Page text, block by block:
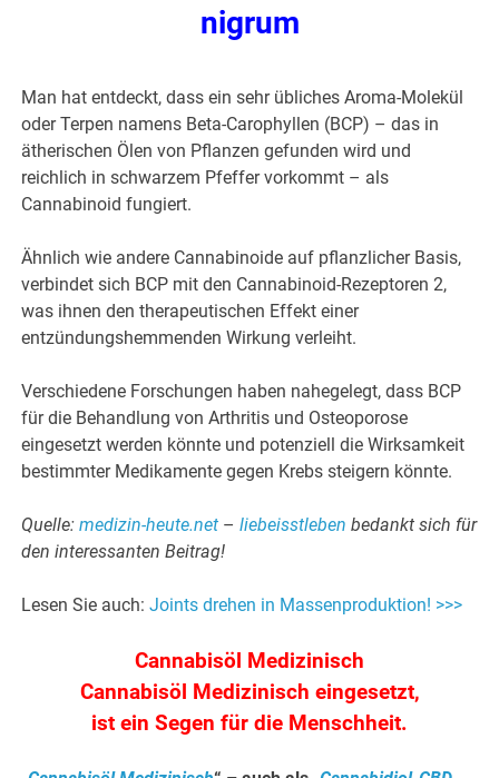
nigrum
Man hat entdeckt, dass ein sehr übliches Aroma-Molekül
oder Terpen namens Beta-Carophyllen (BCP) – das in
ätherischen Ölen von Pflanzen gefunden wird und
reichlich in schwarzem Pfeffer vorkommt – als
Cannabinoid fungiert.
Ähnlich wie andere Cannabinoide auf pflanzlicher Basis,
verbindet sich BCP mit den Cannabinoid-Rezeptoren 2,
was ihnen den therapeutischen Effekt einer
entzündungshemmenden Wirkung verleiht.
Verschiedene Forschungen haben nahegelegt, dass BCP
für die Behandlung von Arthritis und Osteoporose
eingesetzt werden könnte und potenziell die Wirksamkeit
bestimmter Medikamente gegen Krebs steigern könnte.
Quelle:medizin-heute.net –liebeisstleben bedankt sich für
den interessanten Beitrag!
Lesen Sie auch:Joints drehen in Massenproduktion! >>>
Cannabisöl Medizinisch
Cannabisöl Medizinisch eingesetzt,
ist ein Segen für die Menschheit.